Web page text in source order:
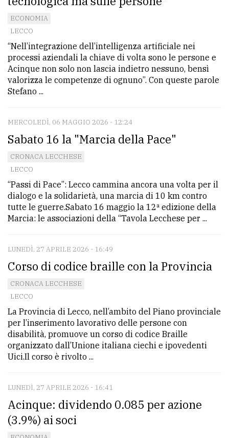
ECONOMIA
LECCO
“Nell’integrazione dell’intelligenza artificiale nei
processi aziendali la chiave di volta sono le persone e
Acinque non solo non lascia indietro nessuno, bensì
valorizza le competenze di ognuno”. Con queste parole
Stefano ...
MERCOLEDÌ, 06 MAGGIO 2026 - 12:24
Sabato 16 la "Marcia della Pace"
CRONACA LECCHESE
LECCO
“Passi di Pace”: Lecco cammina ancora una volta per il
dialogo e la solidarietà, una marcia di 10 km contro
tutte le guerre.Sabato 16 maggio la 12ª edizione della
Marcia: le associazioni della “Tavola Lecchese per ...
LUNEDÌ, 27 APRILE 2026 - 16:49
Corso di codice braille con la Provincia
CRONACA LECCHESE
LECCO
La Provincia di Lecco, nell’ambito del Piano provinciale
per l’inserimento lavorativo delle persone con
disabilità, promuove un corso di codice Braille
organizzato dall’Unione italiana ciechi e ipovedenti
Uici.Il corso è rivolto ...
LUNEDÌ, 27 APRILE 2026 - 16:41
Acinque: dividendo 0.085 per azione
(3.9%) ai soci